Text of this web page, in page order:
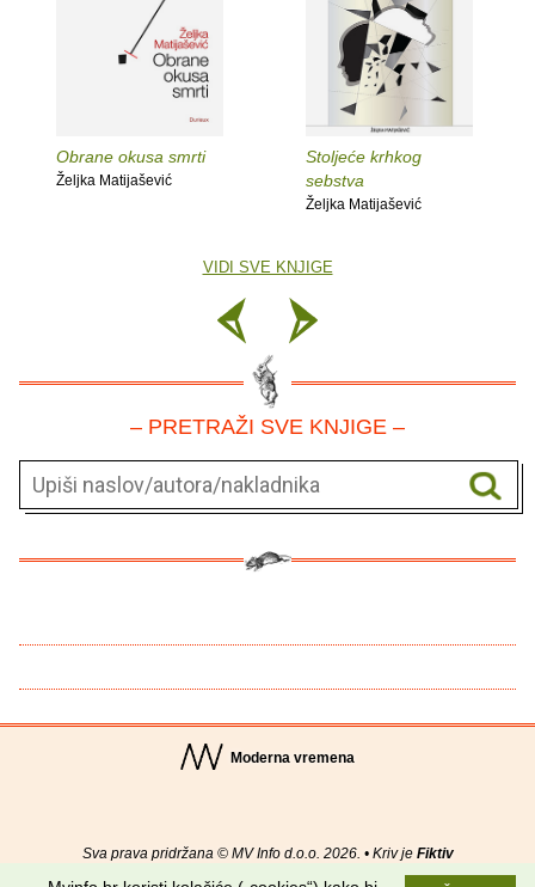
Obrane okusa smrti
Željka Matijašević
Stoljeće krhkog
sebstva
Željka Matijašević
VIDI SVE KNJIGE
– PRETRAŽI SVE KNJIGE –
Moderna vremena
Sva prava pridržana © MV Info d.o.o. 2026. • Kriv je Fiktiv